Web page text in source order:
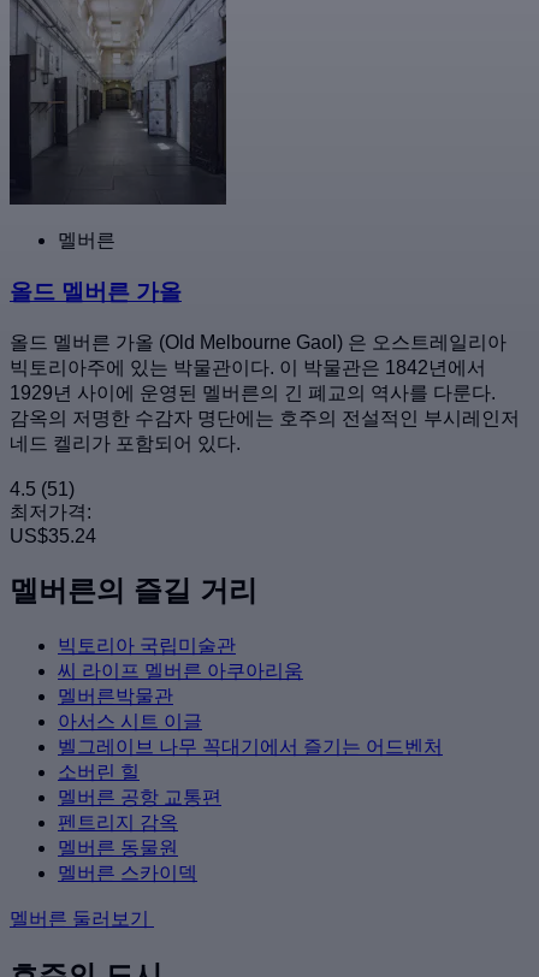
멜버른
올드 멜버른 가올
올드 멜버른 가올 (Old Melbourne Gaol) 은 오스트레일리아
빅토리아주에 있는 박물관이다. 이 박물관은 1842년에서
1929년 사이에 운영된 멜버른의 긴 폐교의 역사를 다룬다.
감옥의 저명한 수감자 명단에는 호주의 전설적인 부시레인저
네드 켈리가 포함되어 있다.
4.5 (51)
최저가격:
US$35.24
멜버른의 즐길 거리
빅토리아 국립미술관
씨 라이프 멜버른 아쿠아리움
멜버른박물관
아서스 시트 이글
벨그레이브 나무 꼭대기에서 즐기는 어드벤처
소버린 힐
멜버른 공항 교통편
펜트리지 감옥
멜버른 동물원
멜버른 스카이덱
멜버른 둘러보기